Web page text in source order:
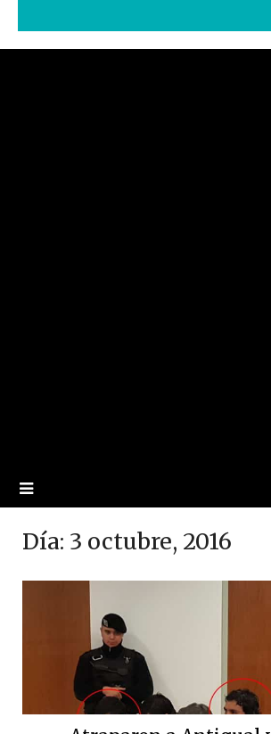
Día: 3 octubre, 2016